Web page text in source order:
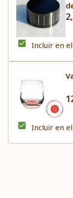
Incluir en
Incluir en